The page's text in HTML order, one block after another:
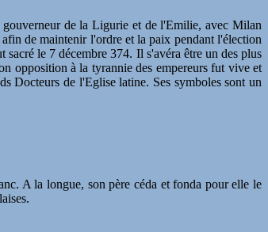
de la Ligurie et de l'Emilie, avec Milan
de maintenir l'ordre et la paix pendant l'élection
le 7 décembre 374. Il s'avéra être un des plus
opposition à la tyrannie des empereurs fut vive et
Docteurs de l'Eglise latine. Ses symboles sont un
A la longue, son père céda et fonda pour elle le